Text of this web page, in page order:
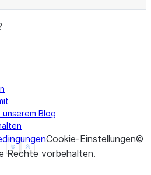
Show less
See more
Blog
Cookie-Einstellungen©
Rechte vorbehalten.